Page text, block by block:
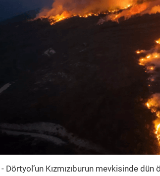
- Dörtyol’un Kızmızıburun mevkisinde